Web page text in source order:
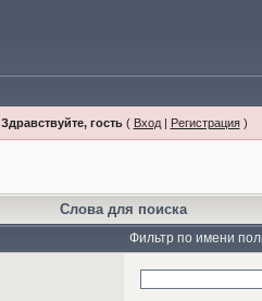
Здравствуйте, гость( Вход| Регистрация)
Слова для поиска
Фильтр по имени